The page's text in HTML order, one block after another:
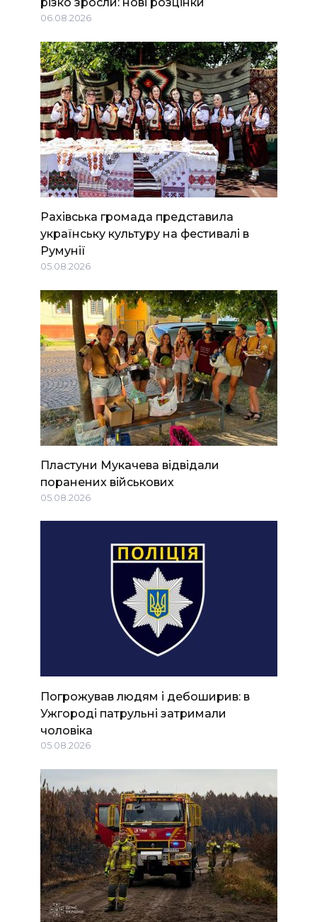
06.08.2026
Рахівська громада представила
українську культуру на фестивалі в
Румунії
05.08.2026
Пластуни Мукачева відвідали
поранених військових
05.08.2026
Погрожував людям і дебоширив: в
Ужгороді патрульні затримали
чоловіка
05.08.2026